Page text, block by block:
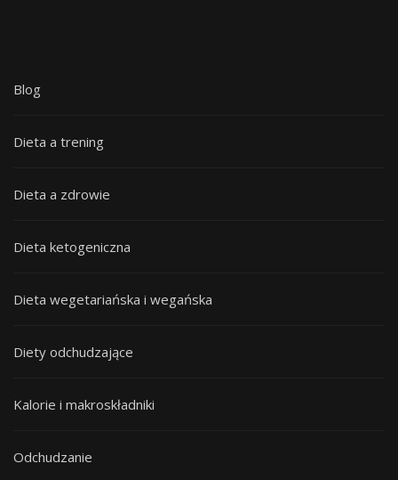
Blog
Dieta a trening
Dieta a zdrowie
Dieta ketogeniczna
Dieta wegetariańska i wegańska
Diety odchudzające
Kalorie i makroskładniki
Odchudzanie